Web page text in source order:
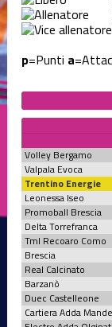
p=Punti a
Volley Bergamo
Valpala Evoca
Trentino Energie
Leonessa Iseo
Promoball Brescia
Delta Torrefranca
Tml Recoaro Como
Brescia
Real Calcinato
Barzanò
Duec Castelleone
Cartiera Adda